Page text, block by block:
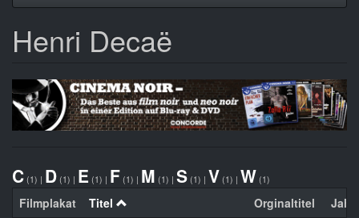
Henri Decaë
C (1) | D (1) | E (1) | F (1) | M (1) | S (1) | V (1) | W (1)
Filmplakat Titel Orginaltitel Jahr